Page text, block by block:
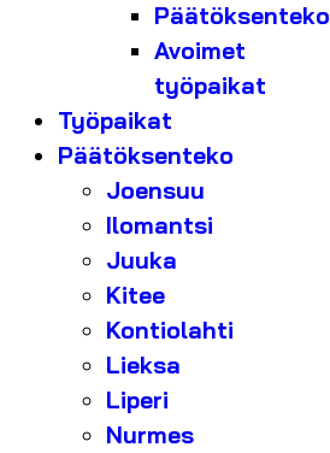
Päätöksenteko
Avoimet
työpaikat
Työpaikat
Päätöksenteko
Joensuu
Ilomantsi
Juuka
Kitee
Kontiolahti
Lieksa
Liperi
Nurmes